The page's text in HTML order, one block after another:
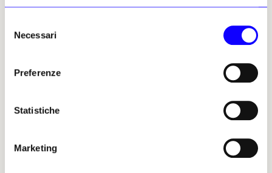
delNecessari
Preferenze
Statistiche
Marketing
A New York si apre un